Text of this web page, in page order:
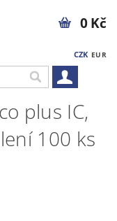
CZK EUR
0 Kč
plus IC,
100 ks